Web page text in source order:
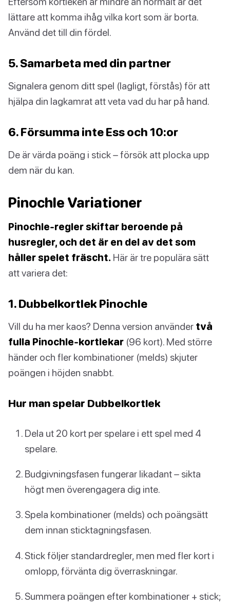
lättare att komma ihåg vilka kort som är borta.
Använd det till din fördel.
5. Samarbeta med din partner
Signalera genom ditt spel (lagligt, förstås) för att
hjälpa din lagkamrat att veta vad du har på hand.
6. Försumma inte Ess och 10:or
De är värda poäng i stick – försök att plocka upp
dem när du kan.
Pinochle Variationer
Pinochle-regler skiftar beroende på
husregler, och det är en del av det som
håller spelet fräscht. Här är tre populära sätt
att variera det:
1. Dubbelkortlek Pinochle
Vill du ha mer kaos? Denna version använder två
fulla Pinochle-kortlekar (96 kort). Med större
händer och fler kombinationer (melds) skjuter
poängen i höjden snabbt.
Hur man spelar Dubbelkortlek
Dela ut 20 kort per spelare i ett spel med 4
spelare.
Budgivningsfasen fungerar likadant – sikta
högt men överengagera dig inte.
Spela kombinationer (melds) och poängsätt
dem innan sticktagningsfasen.
Stick följer standardregler, men med fler kort i
omlopp, förvänta dig överraskningar.
Summera poängen efter kombinationer + stick;